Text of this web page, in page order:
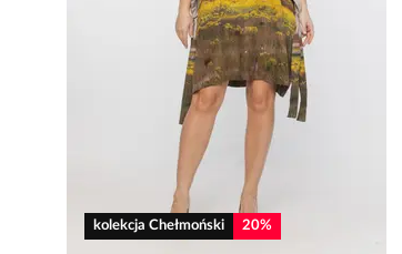
kolekcja Chełmoński 20%